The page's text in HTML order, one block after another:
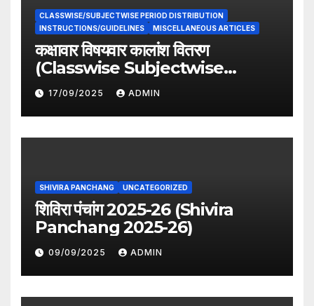
CLASSWISE/SUBJECTWISE PERIOD DISTRIBUTION
INSTRUCTIONS/GUIDELINES
MISCELLANEOUS ARTICLES
कक्षावार विषयवार कालांश वितरण
(Classwise Subjectwise
period distribution)
17/09/2025 ADMIN
SHIVIRA PANCHANG UNCATEGORIZED
शिविरा पंचांग 2025-26 (Shivira
Panchang 2025-26)
09/09/2025 ADMIN